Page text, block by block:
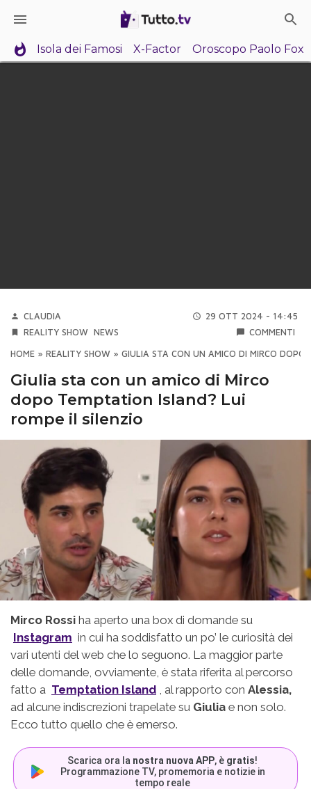
Isola dei Famosi X-Factor Oroscopo Paolo Fox
CLAUDIA
29 OTT 2024 - 14:45
REALITY SHOW NEWS COMMENTI
HOME » REALITY SHOW » GIULIA STA CON UN AMICO DI MIRCO DOPO
Giulia sta con un amico di Mirco
dopo Temptation Island? Lui
rompe il silenzio
Mirco Rossi ha aperto una box di domande su
Instagram in cui ha soddisfatto un po’ le curiosità dei
vari utenti del web che lo seguono. La maggior parte
delle domande, ovviamente, è stata riferita al percorso
fatto a Temptation Island , al rapporto con Alessia,
ad alcune indiscrezioni trapelate su Giulia e non solo.
Ecco tutto quello che è emerso.
Scarica ora la nostra nuova APP, è gratis!
Programmazione TV, promemoria e notizie in
tempo reale